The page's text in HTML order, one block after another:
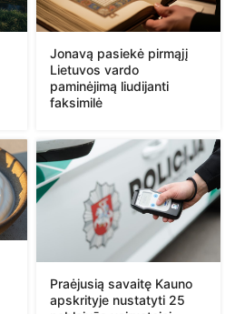
Jonavą pasiekė pirmąjį
Lietuvos vardo
paminėjimą liudijanti
faksimilė
Praėjusią savaitę Kauno
apskrityje nustatyti 25